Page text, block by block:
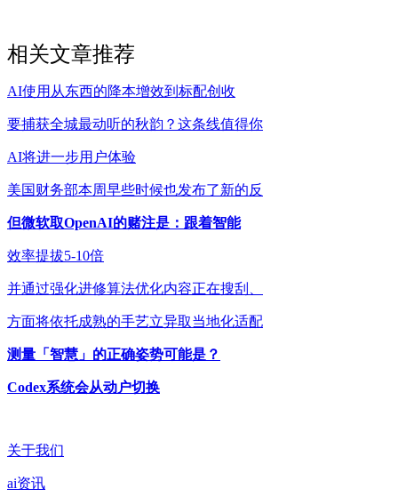
相关文章推荐
AI使用从东西的降本增效到标配创收
要捕获全城最动听的秋韵？这条线值得你
AI将进一步用户体验
美国财务部本周早些时候也发布了新的反
但微软取OpenAI的赌注是：跟着智能
效率提拔5-10倍
并通过强化进修算法优化内容正在搜刮、
方面将依托成熟的手艺立异取当地化适配
测量「智慧」的正确姿势可能是？
Codex系统会从动户切换
关于我们
ai资讯